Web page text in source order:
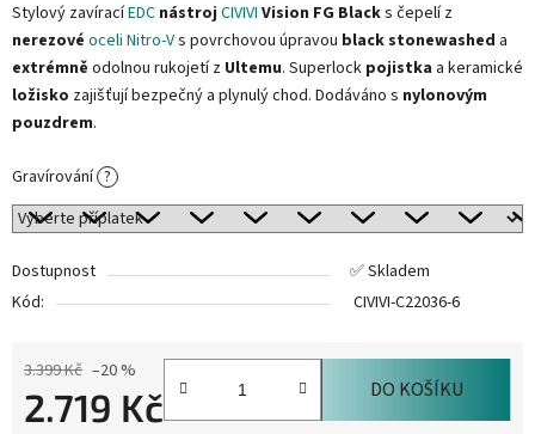
Stylový zavíracíEDC nástroj CIVIVI Vision FG Blacks čepelí z
nerezové oceli Nitro-Vs povrchovou úpravou black stonewashed a
extrémně odolnou rukojetí z Ultemu. Superlock pojistka a keramické
ložisko zajišťují bezpečný a plynulý chod. Dodáváno s nylonovým
pouzdrem.
Gravírování ?
Dostupnost
✅ Skladem
Kód:
CIVIVI-C22036-6
3.399 Kč –20 %
2.719 Kč DO KOŠÍKU